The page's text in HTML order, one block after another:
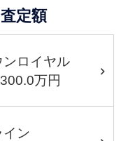
定額
ンロイヤル
万円
イン